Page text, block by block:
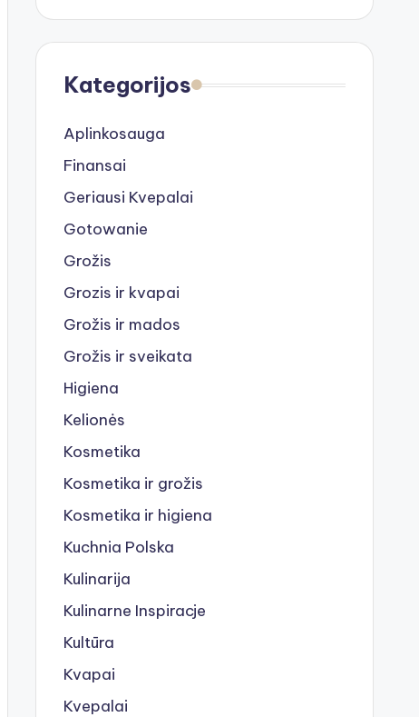
Kategorijos
Aplinkosauga
Finansai
Geriausi Kvepalai
Gotowanie
Grožis
Grozis ir kvapai
Grožis ir mados
Grožis ir sveikata
Higiena
Kelionės
Kosmetika
Kosmetika ir grožis
Kosmetika ir higiena
Kuchnia Polska
Kulinarija
Kulinarne Inspiracje
Kultūra
Kvapai
Kvepalai